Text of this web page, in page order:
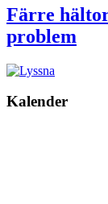
Färre
problem
Kalender